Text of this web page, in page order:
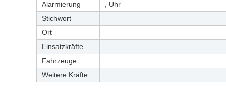
Alarmierung
, Uhr
Stichwort
Ort
Einsatzkräfte
Fahrzeuge
Weitere Kräfte